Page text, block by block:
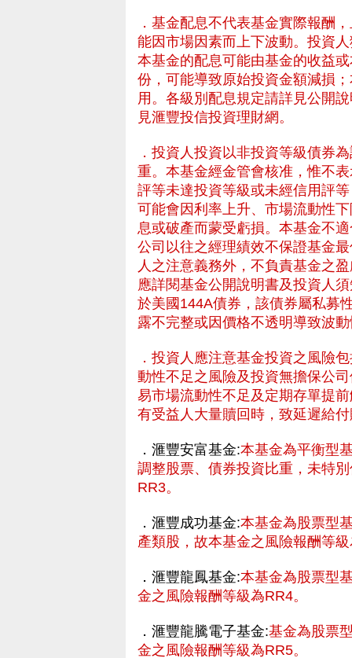
．基金配息不代表基金實際報酬
能因市場因素而上下波動。投資
本基金的配息可能由基金的收益
份，可能導致原始投資金額減損
用。各級別配息規定請詳見公開
見滙豐投信投資理財網。
．投資人投資以非投資等級債券
重。本基金經金管會核准，惟不
評等未達投資等級或未經信用評
可能會因利率上升、市場流動性
息或破產而蒙受虧損。本基金不
公司以往之經理績效不保證基金
人之注意義務外，不負責基金之
應詳閱基金公開說明書及投資人
於美國144A債券，該債券屬私募
露不完整或因價格不透明導致波
．投資人應注意基金投資之風險
動性不足之風險及投資無擔保公
易市場流動性不足及定期存單提
有受益人大量贖回時，致延遲給
．滙豐安富基金:本基金為平衡型
調整股票、債券投資比重，未特
RR3。
．滙豐成功基金:本基金為股票型
產類股，故本基金之風險報酬等
．滙豐龍鳳基金:本基金為股票型
金之風險報酬等級為RR4。
．滙豐龍騰電子基金:基金為股票
金之風險報酬等級為RR5。